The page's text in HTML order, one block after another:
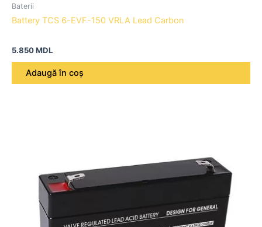
Baterii
Battery TCS 6-EVF-150 VRLA Lead Carbon
5.850MDL
Adaugă în coș